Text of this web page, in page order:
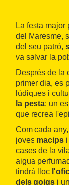
La festa major
del Maresme,
del seu patró,
va salvar la
Després de la
primer dia, es
lúdiques i
la pesta: un
que recrea
Com cada
joves macips i
cases de la vila
aigua
tindrà lloc
dels goigs i